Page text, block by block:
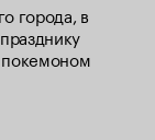
города, в
покемоном